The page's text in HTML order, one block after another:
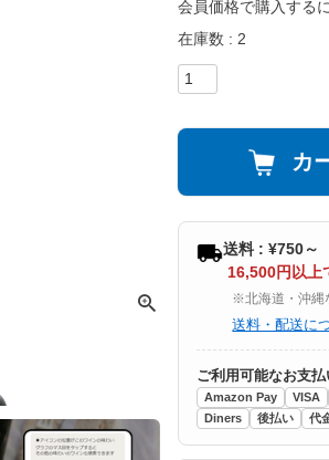
会員価格で購入する
在庫数
2
カ
送料 : ¥750～
16,500円以上
※北海道・沖縄
送料・配送に
ご利用可能なお支払
Amazon Pay VISA
Diners
後払い 代